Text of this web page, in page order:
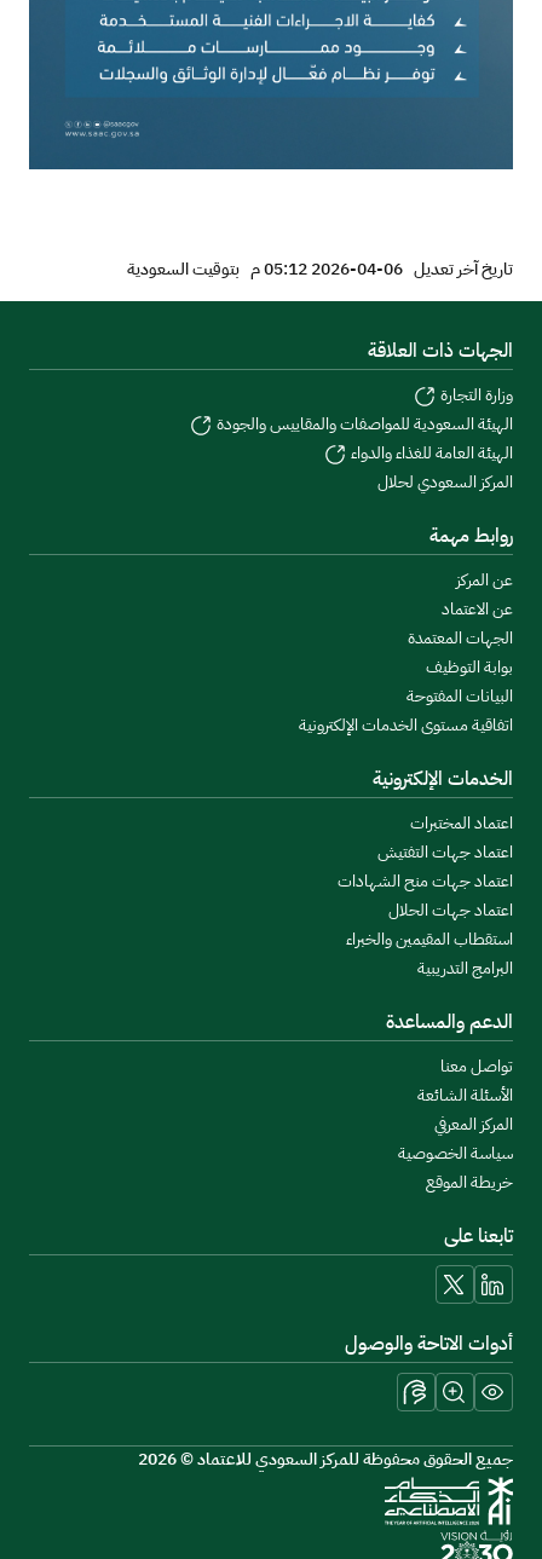
تاريخ آخر تعديل 06-04-2026 05:12 م بتوقيت السعودية
الجهات ذات العلاقة
وزارة التجارة
الهيئة السعودية للمواصفات والمقاييس والجودة
الهيئة العامة للغذاء والدواء
المركز السعودي لحلال
روابط مهمة
عن المركز
عن الاعتماد
الجهات المعتمدة
بوابة التوظيف
البيانات المفتوحة
اتفاقية مستوى الخدمات الإلكترونية
الخدمات الإلكترونية
اعتماد المختبرات
اعتماد جهات التفتيش
اعتماد جهات منح الشهادات
اعتماد جهات الحلال
استقطاب المقيمين والخبراء
البرامج التدريبية
الدعم والمساعدة
تواصل معنا
الأسئلة الشائعة
المركز المعرفي
سياسة الخصوصية
خريطة الموقع
تابعنا على
linkedin
x
أدوات الاتاحة والوصول
جميع الحقوق محفوظة للمركز السعودي للاعتماد © 2026